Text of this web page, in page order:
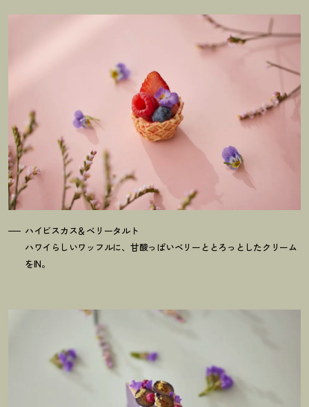
ハイビスカス＆ベリータルト
ハワイらしいワッフルに、甘酸っぱいベリーととろっとしたクリーム
をIN。